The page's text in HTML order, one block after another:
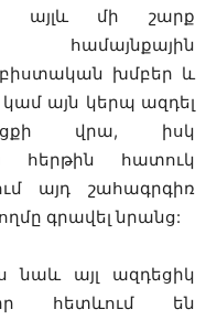
այլև մի շարք
համայնքային
խմբեր և
կամ այն կերպ ազդել
վրա, իսկ
հերթին հատուկ
այդ շահագրգիռ
գրավել նրանց:
նաև այլ ազդեցիկ
հետևում են